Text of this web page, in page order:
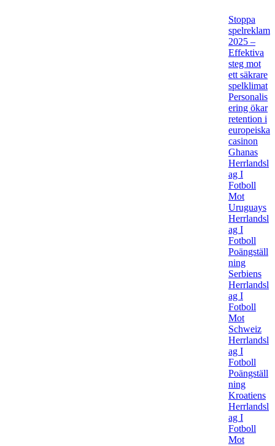
Stoppa
spelreklam
2025 –
Effektiva
steg mot
ett säkrare
spelklimat
Personalis
ering ökar
retention i
europeiska
casinon
Ghanas
Herrlandsl
ag I
Fotboll
Mot
Uruguays
Herrlandsl
ag I
Fotboll
Poängställ
ning
Serbiens
Herrlandsl
ag I
Fotboll
Mot
Schweiz
Herrlandsl
ag I
Fotboll
Poängställ
ning
Kroatiens
Herrlandsl
ag I
Fotboll
Mot